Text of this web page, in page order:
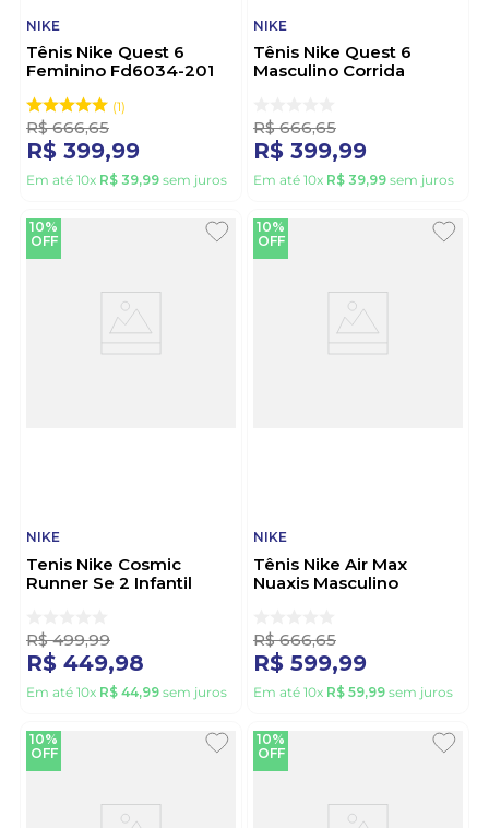
NIKE
Tênis Nike Quest 6
Feminino Fd6034-201
1
R$ 666,65
R$ 399,99
Em até 10x R$ 39,99 sem juros
NIKE
Tênis Nike Quest 6
Masculino Corrida
R$ 666,65
R$ 399,99
Em até 10x R$ 39,99 sem juros
10%
OFF
NIKE
Tenis Nike Cosmic
Runner Se 2 Infantil
R$ 499,99
R$ 449,98
Em até 10x R$ 44,99 sem juros
10%
OFF
NIKE
Tênis Nike Air Max
Nuaxis Masculino
R$ 666,65
R$ 599,99
Em até 10x R$ 59,99 sem juros
10%
OFF
10%
OFF